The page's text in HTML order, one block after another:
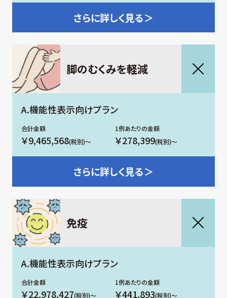
さらに詳しく見る＞
脚のむくみを軽減
A.機能性表示向けプラン
￥9,465,568(税別)～ ￥278,399(税別)～
さらに詳しく見る＞
免疫
A.機能性表示向けプラン
￥22,978,427(税別)～ ￥441,893(税別)～